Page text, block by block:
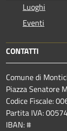
Luoghi
Eventi
CONTATTI
Comune di
Piazza Senatore
Codice Fiscale:
Partita IVA:
IBAN: #